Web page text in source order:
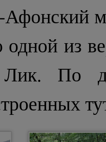
Афонский
одной из
Лик. По